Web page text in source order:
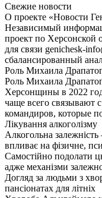
Свежие новости
О проекте «Новости
Независимый
проект по Херсонской
для связи genichesk-
сбалансированный
Роль Михаила
Роль Михаила
Херсонщины в 2022
чаще всего связывают
командиров, которые
Лікування алкоголізму
Алкогольна
впливає на фізичне,
Самостійно подолати
адже механізми
Догляд за людьми з
пансіонатах для літніх